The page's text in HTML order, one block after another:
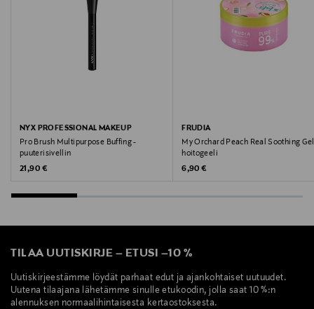
Scandinavian Cosmetics, Hyllie Stationstorg 31, 215 32
Malmö, Sweden
Digitaalinen osoite
Avainsanat
Nars, huulikiilto, kosteuttava, hoitava, pehmentävä,
huulet,
NYX PROFESSIONAL MAKEUP
Pro Brush Multipurpose Buffing -
puuterisivellin
Original Price
21,90 €
FRUDIA
My Orchard Peach Real Soothing
hoitogeeli
Original Price
6,90 €
TILAA UUTISKIRJE – ETUSI –10 %
Uutiskirjeestämme löydät parhaat edut ja ajankohtaiset uutuudet.
Uutena tilaajana lähetämme sinulle etukoodin, jolla saat 10 %:n
alennuksen normaalihintaisesta kertaostoksesta.